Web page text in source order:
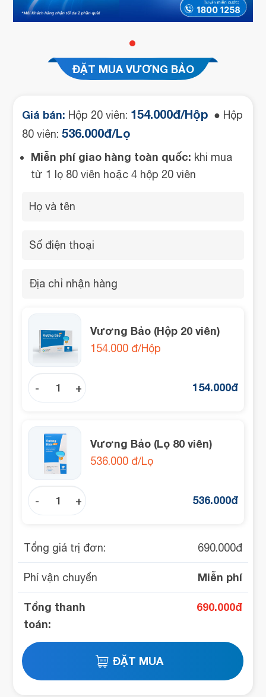
ĐẶT MUA VƯƠNG BẢO
Giá bán: Hộp 20 viên: 154.000đ/Hộp ● Hộp
80 viên:536.000đ/Lọ
Miễn phí giao hàng toàn quốc: khi mua
từ 1 lọ 80 viên hoặc 4 hộp 20 viên
Vương Bảo (Hộp 20 viên)
154.000 đ/Hộp
+
- 154.000đ
Vương Bảo (Lọ 80 viên)
536.000 đ/Lọ
+
- 536.000đ
Tổng giá trị đơn: 690.000đ
Phí vận chuyển Miễn phí
Tổng thanh
toán:
690.000đ